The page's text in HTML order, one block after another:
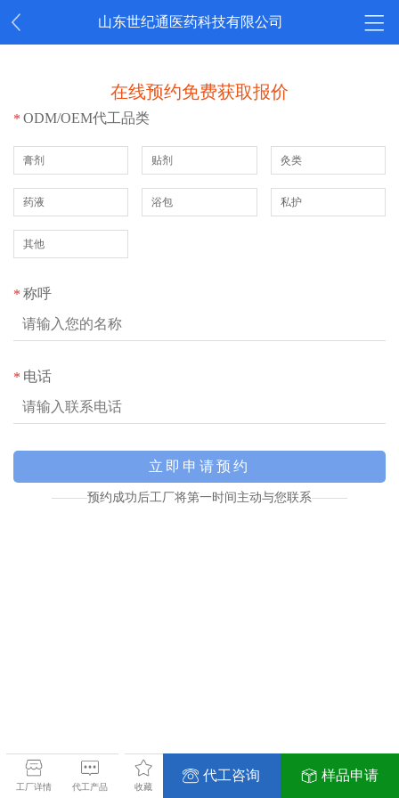
山东世纪通医药科技有限公司
在线预约免费获取报价
* ODM/OEM代工品类
膏剂 贴剂 灸类
药液 浴包 私护
其他
* 称呼
* 电话
预约成功后工厂将第一时间主动与您联系
工厂详情 代工产品 收藏
代工咨询 样品申请